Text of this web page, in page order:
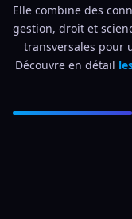
Elle combine des
gestion, droit et
transversales pour
Découvre en détail